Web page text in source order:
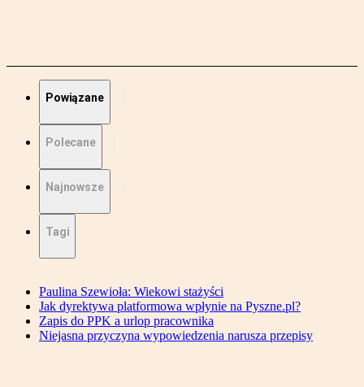
Powiązane
Polecane
Najnowsze
Tagi
Paulina Szewioła: Wiekowi stażyści
Jak dyrektywa platformowa wpłynie na Pyszne.pl?
Zapis do PPK a urlop pracownika
Niejasna przyczyna wypowiedzenia narusza przepisy